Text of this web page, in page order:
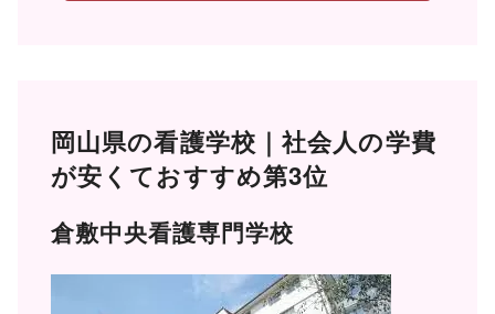
岡山県の看護学校｜社会人の学費
が安くておすすめ第3位
倉敷中央看護専門学校